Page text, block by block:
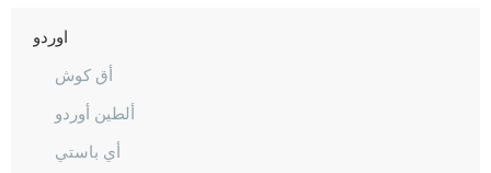
أوردو
أق كوش
ألطين أوردو
أي باستي